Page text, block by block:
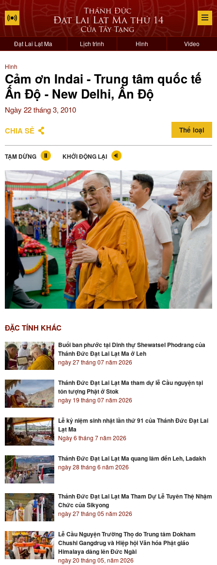
Đạt Lai Lạt Ma Lịch trình Hình Video
Hình
Cảm ơn Indai - Trung tâm quốc tế
Ấn Độ - New Delhi, Ấn Độ
Ngày 22 tháng 3, 2010
CHIA SẺ Thể loại
TẠM DỪNG KHỞI ĐỘNG LẠI
ĐẶC TÍNH KHÁC
Buổi ban phước tại Dinh thự Shewatsel Phodrang của
Thánh Đức Đạt Lai Lạt Ma ở Leh
ngày 27 tháng 07 năm 2026
Thánh Đức Đạt Lai Lạt Ma tham dự lễ Cầu nguyện tại
tôn tượng Phật ở Stok
ngày 19 tháng 07 năm 2026
Lễ kỷ niệm sinh nhật lần thứ 91 của Thánh Đức Đạt Lai
Lạt Ma
Ngày 6 tháng 7 năm 2026
Thánh Đức Đạt Lai Lạt Ma quang lâm đến Leh, Ladakh
ngày 28 tháng 6 năm 2026
Thánh Đức Đạt Lai Lạt Ma Tham Dự Lễ Tuyên Thệ Nhậm
Chức của Sikyong
ngày 27 tháng 05 năm 2026
Lễ Cầu Nguyện Trường Thọ do Trung tâm Dokham
Chushi Gangdrug và Hiệp hội Văn hóa Phật giáo
Himalaya dâng lên Đức Ngài
ngày 20 tháng 05, năm 2026